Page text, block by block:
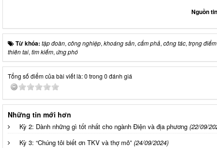
Nguồn
Từ khóa: tập đoàn,công nghiệp,khoáng sản,cẩm phả,công tác,trọng điểm
thiên tai,tìm kiếm,ứng phó
Tổng số điểm của bài viết là: 0 trong 0 đánh giá
Những tin mới hơn
Kỳ 2: Dành những gì tốt nhất cho ngành Điện và địa phương (22/09/
Kỳ 3: “Chúng tôi biết ơn TKV và thợ mỏ” (24/09/2024)